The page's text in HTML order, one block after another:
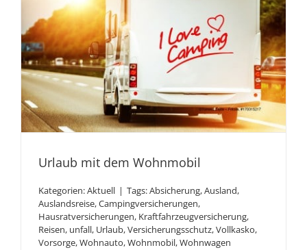
Urlaub mit dem Wohnmobil
Urlaub mit dem Wohnmobil
Kategorien:Aktuell | Tags:Absicherung,Ausland,
Auslandsreise,Campingversicherungen,
Hausratversicherungen, Kraftfahrzeugversicherung,
Reisen, unfall, Urlaub,Versicherungsschutz,Vollkasko,
Vorsorge,Wohnauto,Wohnmobil,Wohnwagen